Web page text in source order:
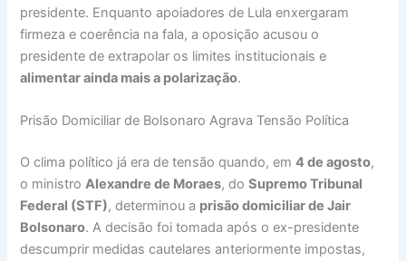
presidente. Enquanto apoiadores de Lula enxergaram
firmeza e coerência na fala, a oposição acusou o
presidente de extrapolar os limites institucionais e
alimentar ainda mais a polarização.
Prisão Domiciliar de Bolsonaro Agrava Tensão Política
O clima político já era de tensão quando, em4 de agosto,
o ministroAlexandre de Moraes, doSupremo Tribunal
Federal (STF), determinou a prisão domiciliar de Jair
Bolsonaro. A decisão foi tomada após o ex-presidente
descumprir medidas cautelares anteriormente impostas,